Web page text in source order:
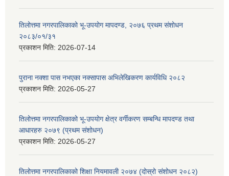
तिलोत्तमा नगरपालिकाको भू-उपयोग मापदण्ड, २०७६ प्रथम संशोधन
२०८३/०१/३१
प्रकाशन मिति: 2026-07-14
पुराना नक्शा पास नभएका नक्सापास अभिलेखिकरण कार्यविधि २०८२
प्रकाशन मिति: 2026-05-27
तिलोत्तमा नगरपालिकाको भू-उपयोग क्षेत्र वर्गीकरण सम्बन्धि मापदण्ड तथा
आधारहरु २०७९ (प्रथम संशोधन)
प्रकाशन मिति: 2026-05-27
तिलोत्तमा नगरपालिकाको शिक्षा नियमावली २०७४ (दोस्रो संशोधन २०८२)